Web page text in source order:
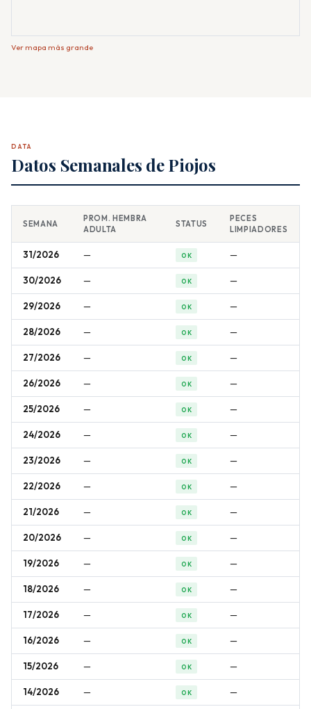
Ver mapa más grande
DATA
Datos Semanales de Piojos
SEMANA
PROM. HEMBRA
ADULTA
STATUS
PECES
LIMPIADORES
31/2026 — OK —
30/2026 — OK —
29/2026 — OK —
28/2026 — OK —
27/2026 — OK —
26/2026 — OK —
25/2026 — OK —
24/2026 — OK —
23/2026 — OK —
22/2026 — OK —
21/2026 — OK —
20/2026 — OK —
19/2026 — OK —
18/2026 — OK —
17/2026 — OK —
16/2026 — OK —
15/2026 — OK —
14/2026 — OK —